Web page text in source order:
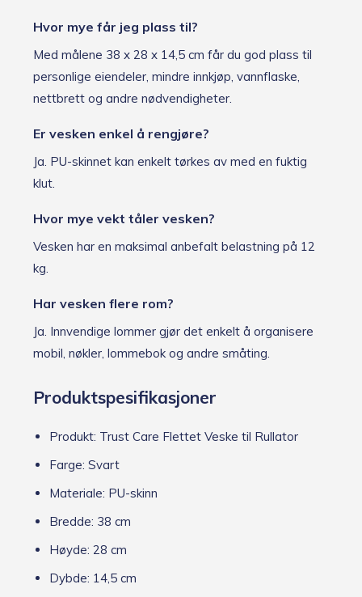
Hvor mye får jeg plass til?
Med målene 38 x 28 x 14,5 cm får du god plass til
personlige eiendeler, mindre innkjøp, vannflaske,
nettbrett og andre nødvendigheter.
Er vesken enkel å rengjøre?
Ja. PU-skinnet kan enkelt tørkes av med en fuktig
klut.
Hvor mye vekt tåler vesken?
Vesken har en maksimal anbefalt belastning på 12
kg.
Har vesken flere rom?
Ja. Innvendige lommer gjør det enkelt å organisere
mobil, nøkler, lommebok og andre småting.
Produktspesifikasjoner
Produkt: Trust Care Flettet Veske til Rullator
Farge: Svart
Materiale: PU-skinn
Bredde: 38 cm
Høyde: 28 cm
Dybde: 14,5 cm